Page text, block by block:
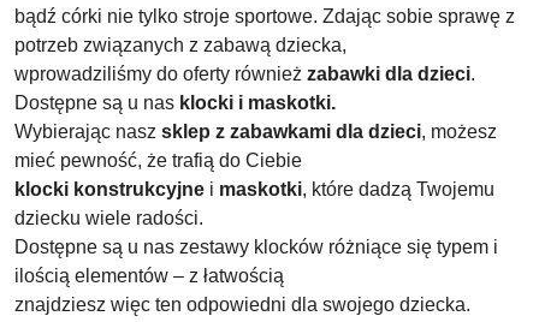
bądź córki nie tylko stroje sportowe. Zdając sobie sprawę z
potrzeb związanych z zabawą dziecka,
wprowadziliśmy do oferty również zabawki dla dzieci.
Dostępne są u nas klocki i maskotki.
Wybierając nasz sklep z zabawkami dla dzieci, możesz
mieć pewność, że trafią do Ciebie
klocki konstrukcyjne i maskotki, które dadzą Twojemu
dziecku wiele radości.
Dostępne są u nas zestawy klocków różniące się typem i
ilością elementów – z łatwością
znajdziesz więc ten odpowiedni dla swojego dziecka.